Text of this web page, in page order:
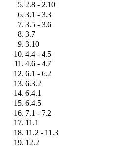
2.8 - 2.10
3.1 - 3.3
3.5 - 3.6
3.7
3.10
4.4 - 4.5
4.6 - 4.7
6.1 - 6.2
6.3.2
6.4.1
6.4.5
7.1 - 7.2
11.1
11.2 - 11.3
12.2